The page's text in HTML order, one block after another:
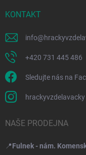
KONTAKT
info@
+420 731 445 486
Sledujte nás na
hrackyvzdelavacky
NAŠE PRODEJNA
📍Fulnek - nám.